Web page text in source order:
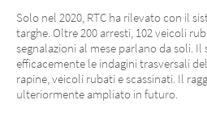
Solo nel 2020, RTC ha rilevato con il
targhe. Oltre 200 arresti, 102 veicoli
segnalazioni al mese parlano da soli.
efficacemente le indagini trasversali
rapine, veicoli rubati e scassinati. Il
ulteriormente ampliato in futuro.